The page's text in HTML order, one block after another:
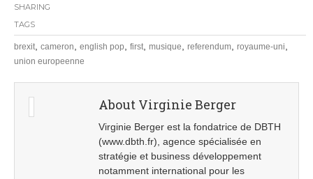
SHARING
TAGS
brexit, cameron, english pop, first, musique, referendum, royaume-uni,
union europeenne
About Virginie Berger
Virginie Berger est la fondatrice de DBTH
(www.dbth.fr), agence spécialisée en
stratégie et business développement
notamment international pour les